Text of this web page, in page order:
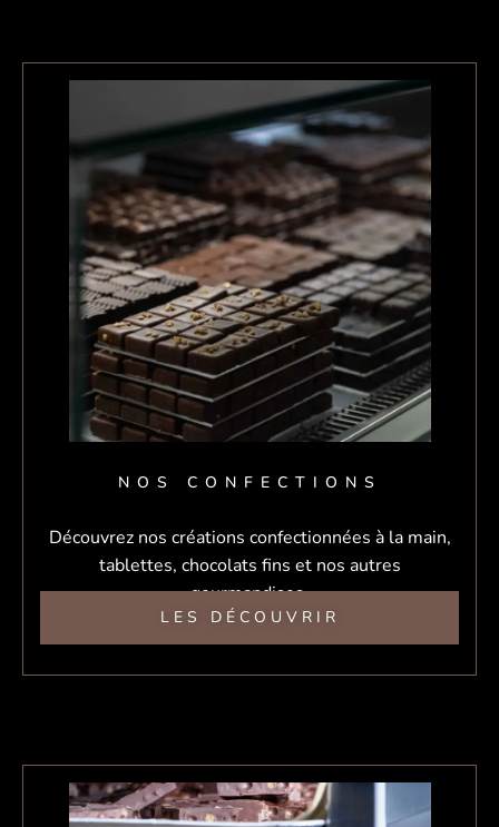
NOS CONFECTIONS
Découvrez nos créations confectionnées à la main,
tablettes, chocolats fins et nos autres
gourmandises.
LES DÉCOUVRIR